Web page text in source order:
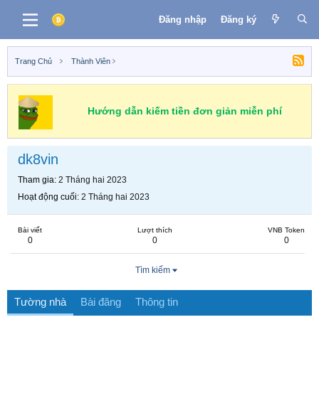
Đăng nhập Đăng ký
Trang Chủ Thành Viên
Hướng dẫn kiếm tiền đơn giản miễn phí
dk8vin
Tham gia 2 Tháng hai 2023
Hoạt động cuối 2 Tháng hai 2023
Bài viết
0
Lượt thích
0
VNB Token
0
Tìm kiếm
Tường nhà Bài đăng Thông tin